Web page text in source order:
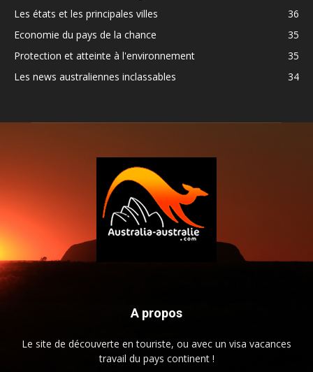
Les états et les principales villes
36
Economie du pays de la chance
35
Protection et atteinte à l'environnement
35
Les news australiennes inclassables
34
A propos
Le site de découverte en touriste, ou avec un visa vacances
travail du pays continent !